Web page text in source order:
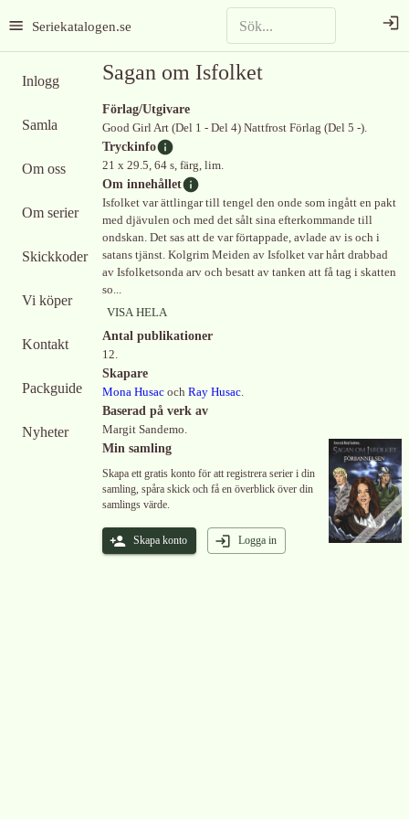
Seriekatalogen.se
Inlogg
Samla
Om oss
Om serier
Skickkoder
Vi köper
Kontakt
Packguide
Nyheter
Sagan om Isfolket
Förlag/Utgivare
Good Girl Art (Del 1 - Del 4) Nattfrost Förlag (Del 5 -).
Tryckinfo
21 x 29.5, 64 s, färg, lim.
Om innehållet
Isfolket var ättlingar till tengel den onde som ingått en pakt
med djävulen och med det sålt sina efterkommande till
ondskan. Det sas att de var förtappade, avlade av is och i
satans tjänst. Kolgrim Meiden av Isfolket var hårt drabbad
av Isfolketsonda arv och besatt av tanken att få tag i skatten
so...
VISA HELA
Antal publikationer
12.
Skapare
Mona Husac och Ray Husac.
Baserad på verk av
Margit Sandemo.
Min samling
Skapa ett gratis konto för att registrera serier i din
samling, spåra skick och få en överblick över din
samlings värde.
Skapa konto Logga in